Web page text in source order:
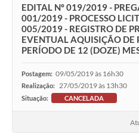
EDITAL Nº 019/2019 -
001/2019 - PROCESSO
005/2019 - REGISTRO DE
EVENTUAL AQUISIÇÃO DE
PERÍODO DE 12 (DOZE)
Postagem: 09/05/2019 às 16h30
Realização: 27/05/2019 às 13h30
Situação: CANCELADA